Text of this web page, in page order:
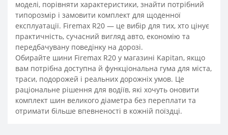
моделі, порівняти характеристики, знайти потрібний
типорозмір і замовити комплект для щоденної
експлуатації. Firemax R20 — це вибір для тих, хто цінує
практичність, сучасний вигляд авто, економію та
передбачувану поведінку на дорозі.
Обирайте шини Firemax R20 у магазині Kapitan, якщо
вам потрібна доступна й функціональна гума для міста,
траси, подорожей і реальних дорожніх умов. Це
раціональне рішення для водіїв, які хочуть оновити
комплект шин великого діаметра без переплати та
отримати більше впевненості в кожній поїздці.